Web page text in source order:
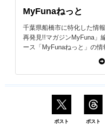
MyFunaねっと
千葉県船橋市に特化した情
再発見!!マガジンMyFuna」
ース「MyFunaねっと」の情
ポスト ポスト